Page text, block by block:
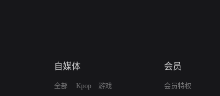
自媒体
全部
Kpop
游戏
会员
会员特权